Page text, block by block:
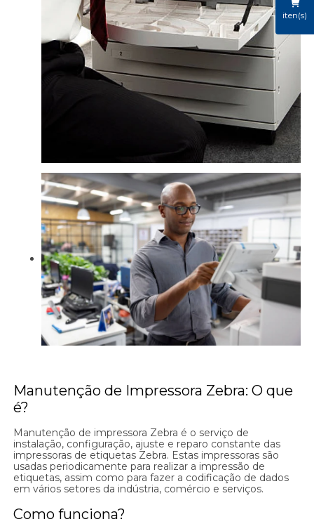
iten(s)
Manutenção de Impressora Zebra: O que
é?
Manutenção de impressora Zebra é o serviço de
instalação, configuração, ajuste e reparo constante das
impressoras de etiquetas Zebra. Estas impressoras são
usadas periodicamente para realizar a impressão de
etiquetas, assim como para fazer a codificação de dados
em vários setores da indústria, comércio e serviços.
Como funciona?